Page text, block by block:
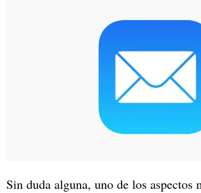
Sin duda alguna, uno de los aspectos